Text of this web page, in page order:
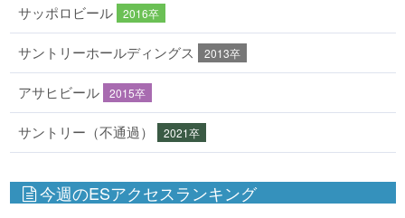
サッポロビール 2016卒
サントリーホールディングス 2013卒
アサヒビール 2015卒
サントリー（不通過） 2021卒
今週のESアクセスランキング